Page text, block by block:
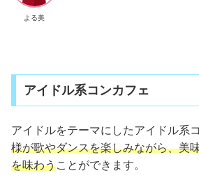
よる美
アイドル系コンカフェ
アイドルをテーマにしたアイドル系
様が歌やダンスを楽しみながら、美
を味わうことができます。